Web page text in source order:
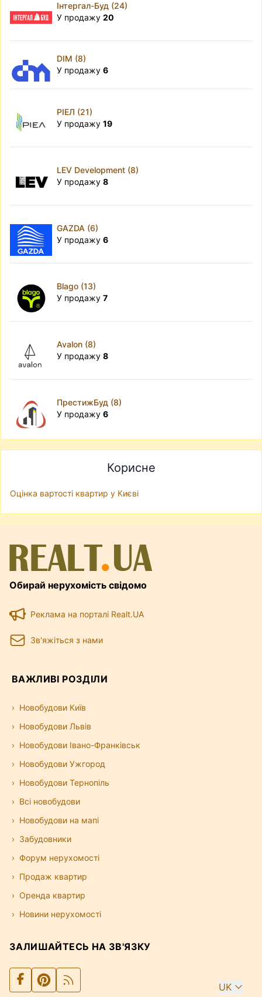
Інтергал-Буд (24)
У продажу 20
DIM (8)
У продажу 6
РІЕЛ (21)
У продажу 19
LEV Development (8)
У продажу 8
GAZDA (6)
У продажу 6
Blago (13)
У продажу 7
Avalon (8)
У продажу 8
ПрестижБуд (8)
У продажу 6
Корисне
Оцінка вартості квартир у Києві
Обирай нерухомість свідомо
Реклама на порталі Realt.UA
Зв'яжіться з нами
ВАЖЛИВІ РОЗДІЛИ
Новобудови Київ
Новобудови Львів
Новобудови Івано-Франківськ
Новобудови Ужгород
Новобудови Тернопіль
Всі новобудови
Новобудови на мапі
Забудовники
Форум нерухомості
Продаж квартир
Оренда квартир
Новини нерухомості
ЗАЛИШАЙТЕСЬ НА ЗВ'ЯЗКУ
UK